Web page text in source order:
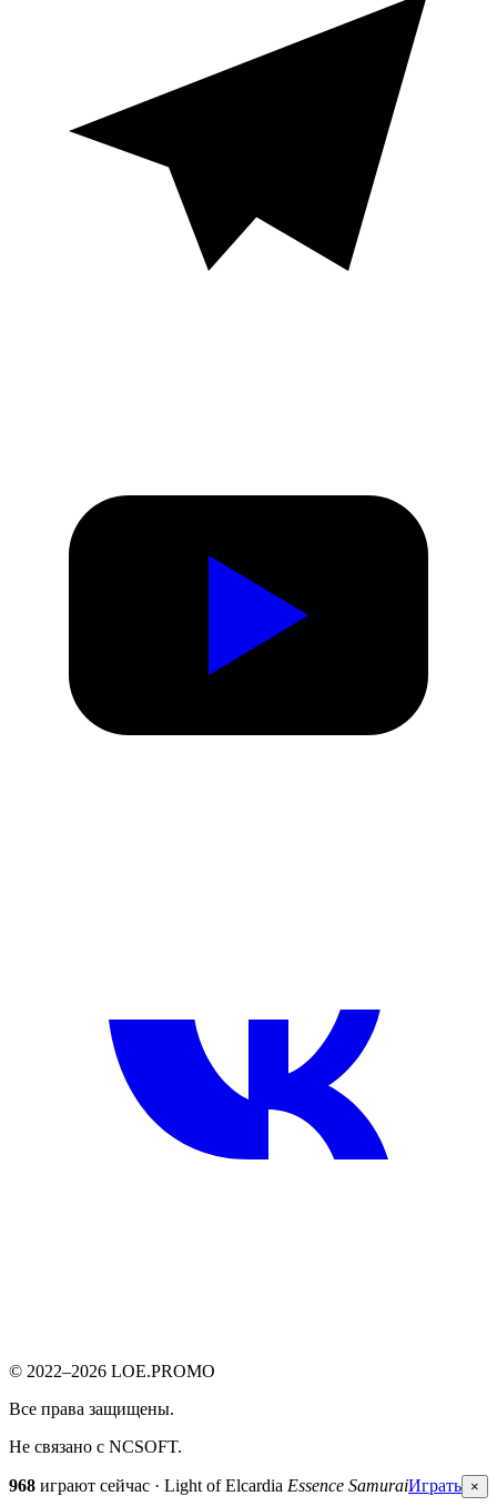
© 2022–2026 LOE.PROMO
Все права защищены.
Не связано с NCSOFT.
968 играют сейчас · Light of Elcardia Essence SamuraiИграть ×